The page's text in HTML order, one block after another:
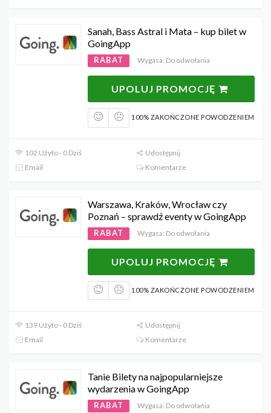
Sanah, Bass Astral i Mata – kup bilet w
GoingApp
RABAT Wygasa: Do odwołania
UPOLUJ PROMOCJĘ
100% ZAKOŃCZONE POWODZENIEM
102 Użyto - 0 Dziś
Udostępnij
Email
Komentarze
Warszawa, Kraków, Wrocław czy
Poznań – sprawdź eventy w GoingApp
RABAT Wygasa: Do odwołania
UPOLUJ PROMOCJĘ
100% ZAKOŃCZONE POWODZENIEM
139 Użyto - 0 Dziś
Udostępnij
Email
Komentarze
Tanie Bilety na najpopularniejsze
wydarzenia w GoingApp
RABAT Wygasa: Do odwołania